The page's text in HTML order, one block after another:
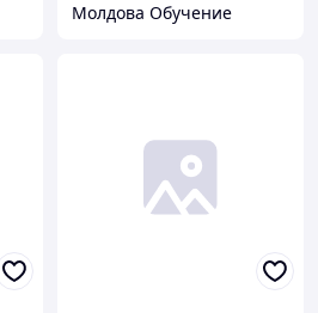
Молдова Обучение